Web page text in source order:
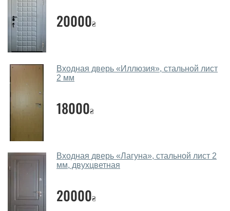
через мессенджеры, онлайн чат или непосредственно
в нашем салоне-магазине.
Какие двери входные посоветуете?
параметров, Вашего бюджета и других факторов.
Подбор входных дверей ведется индивидуально для
каждого посетителя.
Замеры дверей делаете?
имеет с собой каталоги цветов и узоров. После
замера и консультации Вы можете оформить заявку
Сколько стоит вызвать замерщика?
20000₴
Входная дверь «Иллюзия», стальной лист
2 мм
18000₴
Входная дверь «Лагуна», стальной лист 2
мм, двухцветная
20000₴